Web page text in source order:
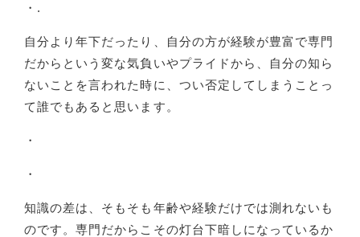
・ .
自分より年下だったり、自分の方が経験が豊富で専門
だからという変な気負いやプライドから、自分の知ら
ないことを言われた時に、つい否定してしまうことっ
て誰でもあると思います。
・
・
知識の差は、そもそも年齢や経験だけでは測れないも
のです。専門だからこその灯台下暗しになっているか